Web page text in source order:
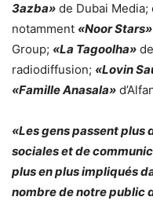
3azba» de Dubai
notamment «Noor Stars»
Group; «La Tagoolha»
radiodiffusion; «Lovin
«Famille Anasala»
«Les gens passent plus
sociales et de
plus en plus impliqués
nombre de notre public